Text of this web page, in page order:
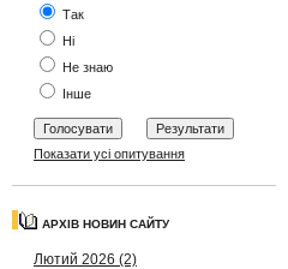
Так
Ні
Не знаю
Інше
Показати усі опитування
АРХІВ НОВИН САЙТУ
Лютий 2026 (2)